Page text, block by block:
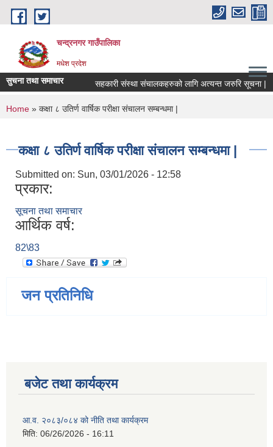
Skip to main content
चन्द्रनगर गाउँपालिका
मधेश प्रदेश
सुचना तथा समाचार सहकारी संस्था संचालकहरुको लागि अत्यन्त जरुरि सूचना |
You are here
Home » कक्षा ८ उतिर्ण वार्षिक परीक्षा संचालन सम्बन्धमा |
कक्षा ८ उतिर्ण वार्षिक परीक्षा संचालन सम्बन्धमा |
Submitted on: Sun, 03/01/2026 - 12:58
प्रकार:
सूचना तथा समाचार
आर्थिक वर्ष:
82\83
जन प्रतिनिधि
बजेट तथा कार्यक्रम
आ.व. २०८३/०८४ को नीति तथा कार्यक्रम
मिति: 06/26/2026 - 16:11